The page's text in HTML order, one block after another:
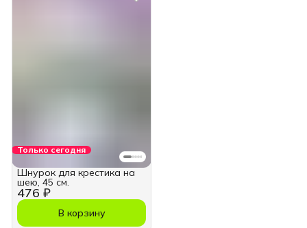
Только сегодня
476 ₽
Шнурок для крестика на
шею, 45 см.
В корзину